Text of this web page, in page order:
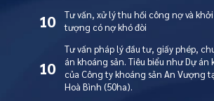
10
Tư vấn, xử lý thu hồi công nợ và
tượng có nợ khó đòi
10
Tư vấn pháp lý đầu tư, giấy phép,
án khoáng sản. Tiêu biểu như Dự án
của Công ty khoáng sản An Vượng
Hoà Bình (50ha).